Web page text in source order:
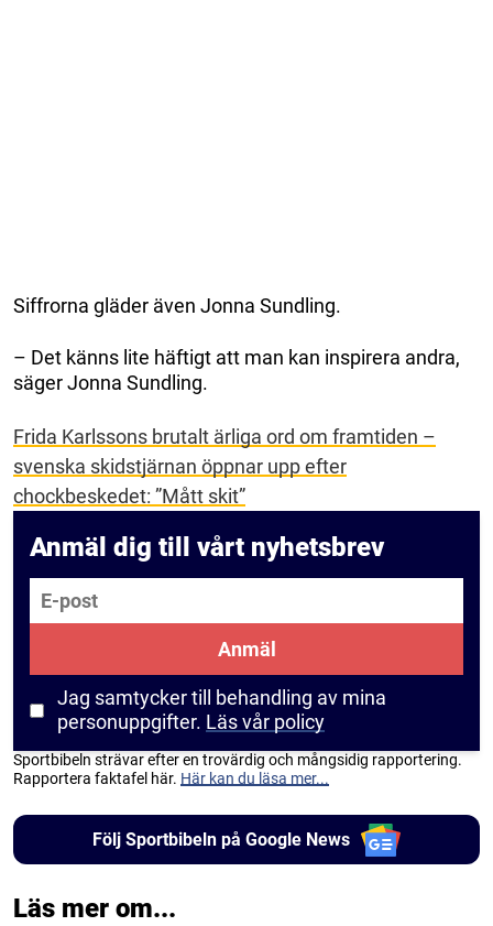
Siffrorna gläder även Jonna Sundling.
– Det känns lite häftigt att man kan inspirera andra,
säger Jonna Sundling.
Frida Karlssons brutalt ärliga ord om framtiden –
svenska skidstjärnan öppnar upp efter
chockbeskedet: ”Mått skit”
Anmäl dig till vårt nyhetsbrev
E-post
Anmäl
Jag samtycker till behandling av mina
personuppgifter. Läs vår policy
Sportbibeln strävar efter en trovärdig och mångsidig rapportering.
Rapportera faktafel här. Här kan du läsa mer...
Följ Sportbibeln på Google News
Läs mer om...